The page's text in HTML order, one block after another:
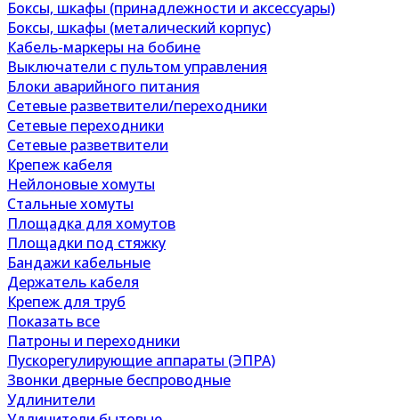
Боксы, шкафы (принадлежности и аксессуары)
Боксы, шкафы (металический корпус)
Кабель-маркеры на бобине
Выключатели с пультом управления
Блоки аварийного питания
Сетевые разветвители/переходники
Сетевые переходники
Сетевые разветвители
Крепеж кабеля
Нейлоновые хомуты
Стальные хомуты
Площадка для хомутов
Площадки под стяжку
Бандажи кабельные
Держатель кабеля
Крепеж для труб
Показать все
Патроны и переходники
Пускорегулирующие аппараты (ЭПРА)
Звонки дверные беспроводные
Удлинители